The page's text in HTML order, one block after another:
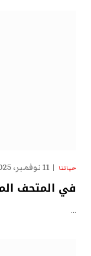
حياتنا 11 نوفمبر، 2025
في المتحف
…